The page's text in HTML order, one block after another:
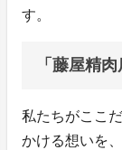
す。
「藤屋精
私たちがここ
かける想いを